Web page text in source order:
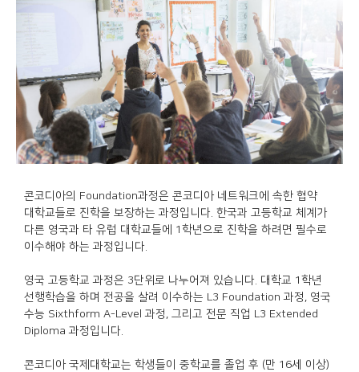
콘코디아의 Foundation과정은 콘코디아 네트워크에 속한 협약
대학교들로 진학을 보장하는 과정입니다. 한국과 고등학교 체계가
다른 영국과 타 유럽 대학교들에 1학년으로 진학을 하려면 필수로
이수해야 하는 과정입니다.
영국 고등학교 과정은 3단위로 나누어져 있습니다. 대학교 1학년
선행학습을 하며 전공을 살려 이수하는 L3 Foundation 과정, 영국
수능 Sixthform A-Level 과정, 그리고 전문 직업 L3 Extended
Diploma 과정입니다.
콘코디아 국제대학교는 학생들이 중학교를 졸업 후 (만 16세 이상)